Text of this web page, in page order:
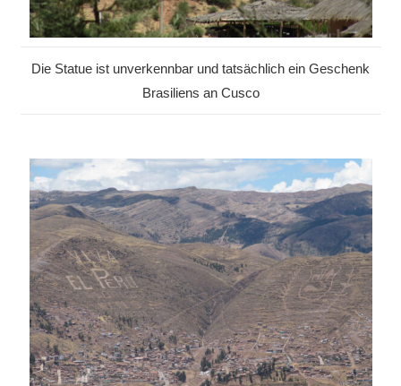
Die Statue ist unverkennbar und tatsächlich ein Geschenk
Brasiliens an Cusco